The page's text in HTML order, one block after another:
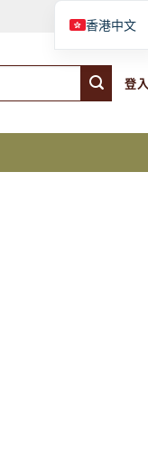
購物車
登入
香港中文